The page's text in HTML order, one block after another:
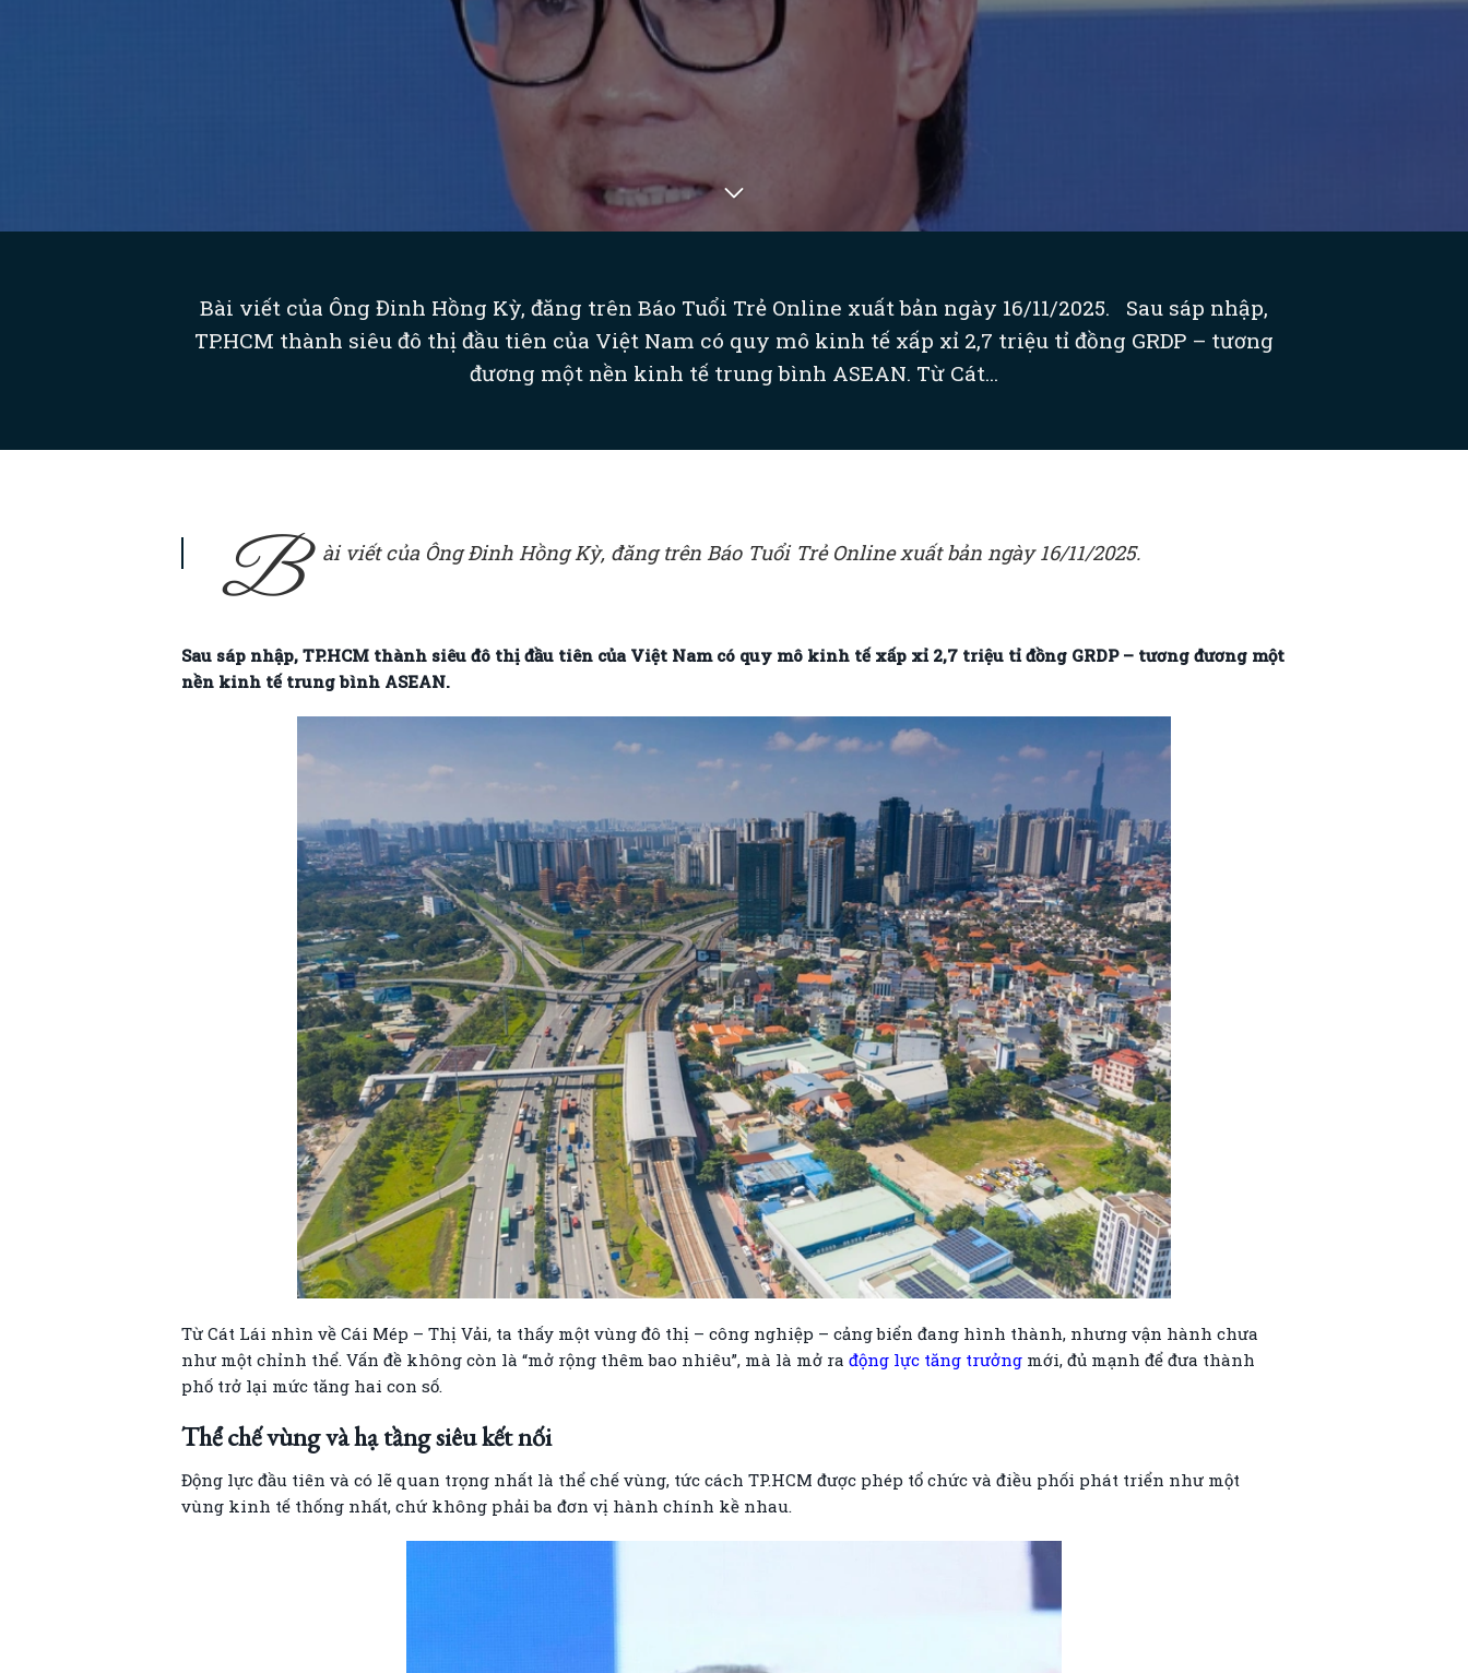
Bài viết của Ông Đinh Hồng Kỳ, đăng trên Báo Tuổi Trẻ Online xuất bản ngày 16/11/2025. Sau sáp nhập,
TP.HCM thành siêu đô thị đầu tiên của Việt Nam có quy mô kinh tế xấp xỉ 2,7 triệu tỉ đồng GRDP – tương
đương một nền kinh tế trung bình ASEAN. Từ Cát...
B ài viết của Ông Đinh Hồng Kỳ, đăng trên Báo Tuổi Trẻ Online xuất bản ngày 16/11/2025.
Sau sáp nhập, TP.HCM thành siêu đô thị đầu tiên của Việt Nam có quy mô kinh tế xấp xỉ 2,7 triệu tỉ đồng GRDP – tương đương một
nền kinh tế trung bình ASEAN.
Từ Cát Lái nhìn về Cái Mép – Thị Vải, ta thấy một vùng đô thị – công nghiệp – cảng biển đang hình thành, nhưng vận hành chưa
như một chỉnh thể. Vấn đề không còn là “mở rộng thêm bao nhiêu”, mà là mở rađộng lực tăng trưởng mới, đủ mạnh để đưa thành
phố trở lại mức tăng hai con số.
Thể chế vùng và hạ tầng siêu kết nối
Động lực đầu tiên và có lẽ quan trọng nhất là thể chế vùng, tức cách TP.HCM được phép tổ chức và điều phối phát triển như một
vùng kinh tế thống nhất, chứ không phải ba đơn vị hành chính kề nhau.